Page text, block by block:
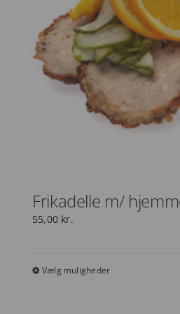
Frikadelle m/
55,00 kr.
Vælg mulighederDette